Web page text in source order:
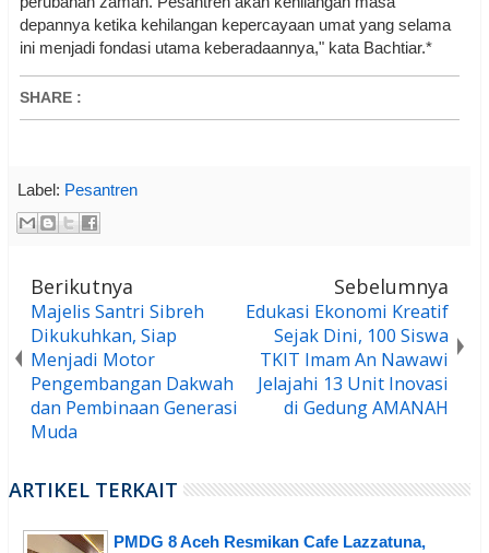
depannya ketika kehilangan kepercayaan umat yang selama
ini menjadi fondasi utama keberadaannya," kata Bachtiar.*
SHARE :
Label: Pesantren
Berikutnya
Majelis Santri Sibreh
Dikukuhkan, Siap
Menjadi Motor
Pengembangan Dakwah
dan Pembinaan Generasi
Muda
Sebelumnya
Edukasi Ekonomi Kreatif
Sejak Dini, 100 Siswa
TKIT Imam An Nawawi
Jelajahi 13 Unit Inovasi
di Gedung AMANAH
ARTIKEL TERKAIT
PMDG 8 Aceh Resmikan Cafe Lazzatuna,